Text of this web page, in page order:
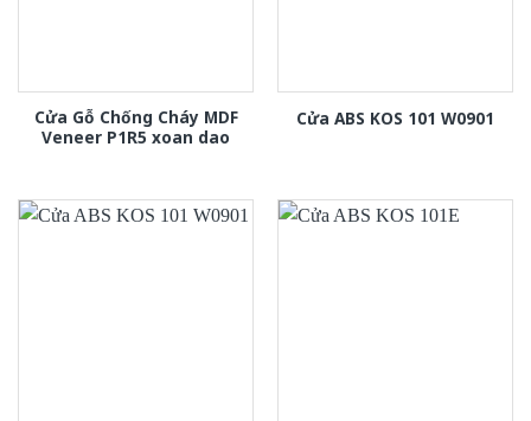
Cửa Gỗ Chống Cháy MDF
Veneer P1R5 xoan dao
Cửa ABS KOS 101 W0901